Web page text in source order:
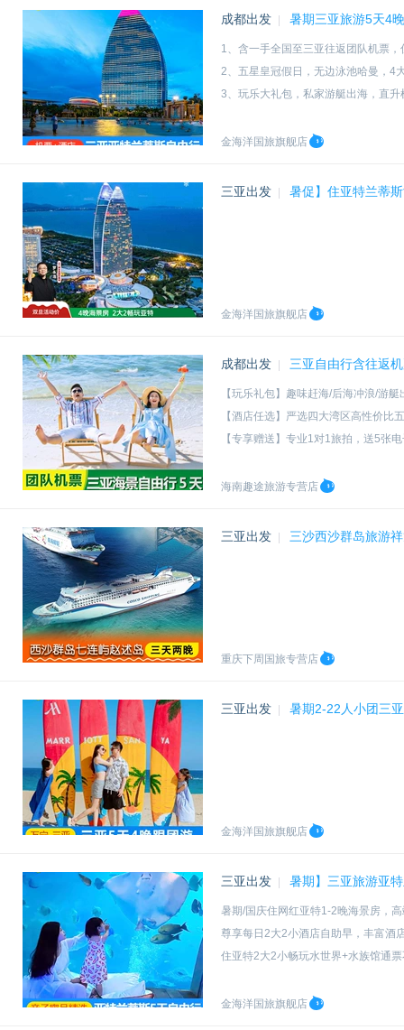
成都出发 暑期三亚旅游5天4
1、含一手全国至三亚往返团队机票
2、五星皇冠假日，无边泳池哈曼，4
3、玩乐大礼包，私家游艇出海，直
金海洋国旅旗舰店
三亚出发 暑促】住亚特兰蒂
金海洋国旅旗舰店
成都出发 三亚自由行含往返
【玩乐礼包】趣味赶海/后海冲浪/游
【酒店任选】严选四大湾区高性价比
【专享赠送】专业1对1旅拍，送5张
海南趣途旅游专营店
三亚出发 三沙西沙群岛旅游
重庆下周国旅专营店
三亚出发 暑期2-22人小团三
金海洋国旅旗舰店
三亚出发 暑期】三亚旅游亚
暑期/国庆住网红亚特1-2晚海景房，
尊享每日2大2小酒店自助早，丰富酒
住亚特2大2小畅玩水世界+水族馆通
金海洋国旅旗舰店